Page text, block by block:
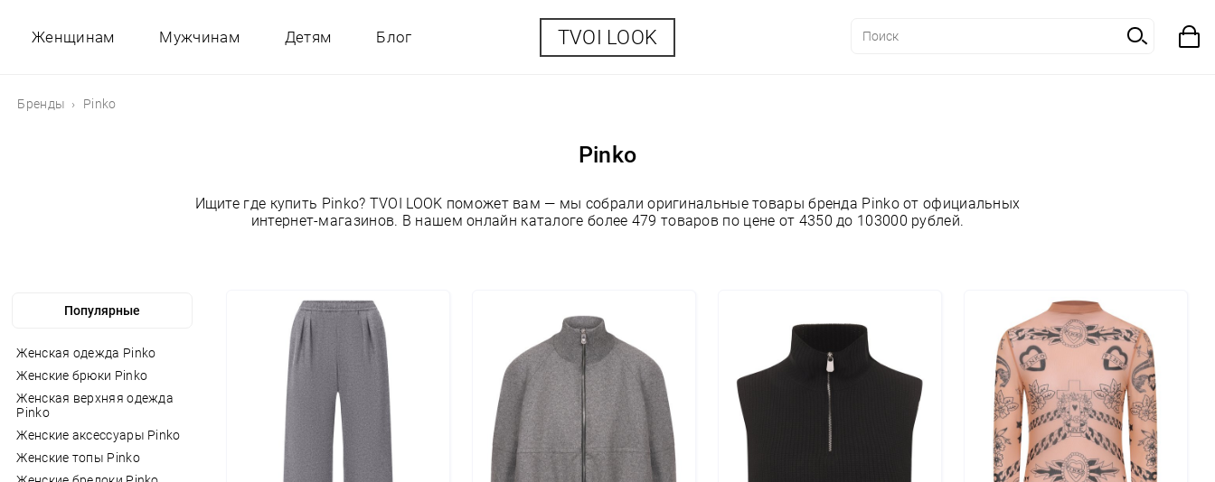
Женщинам Мужчинам Детям Блог TVOI LOOK
Бренды Pinko
Pinko
Ищите где купить Pinko? TVOI LOOK поможет вам — мы собрали оригинальные товары бренда Pinko от официальных
интернет-магазинов. В нашем онлайн каталоге более 479 товаров по цене от 4350 до 103000 рублей.
Женская одежда Pinko
Женские брюки Pinko
Женская верхняя одежда
Pinko
Женские аксессуары Pinko
Женские топы Pinko